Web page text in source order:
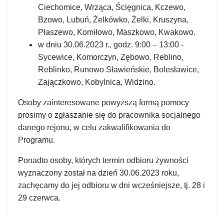
Ciechomice, Wrząca, Ścięgnica, Kczewo,
Bzowo, Lubuń, Żelkówko, Żelki, Kruszyna,
Płaszewo, Komiłowo, Maszkowo, Kwakowo.
w dniu 30.06.2023 r., godz. 9:00 – 13:00 -
Sycewice, Komorczyn, Zębowo, Reblino,
Reblinko, Runowo Sławieńskie, Bolesławice,
Zajączkowo, Kobylnica, Widzino.
Osoby zainteresowane powyższą formą pomocy
prosimy o zgłaszanie się do pracownika socjalnego
danego rejonu, w celu zakwalifikowania do
Programu.
Ponadto osoby, których termin odbioru żywności
wyznaczony został na dzień 30.06.2023 roku,
zachęcamy do jej odbioru w dni wcześniejsze, tj. 28 i
29 czerwca.